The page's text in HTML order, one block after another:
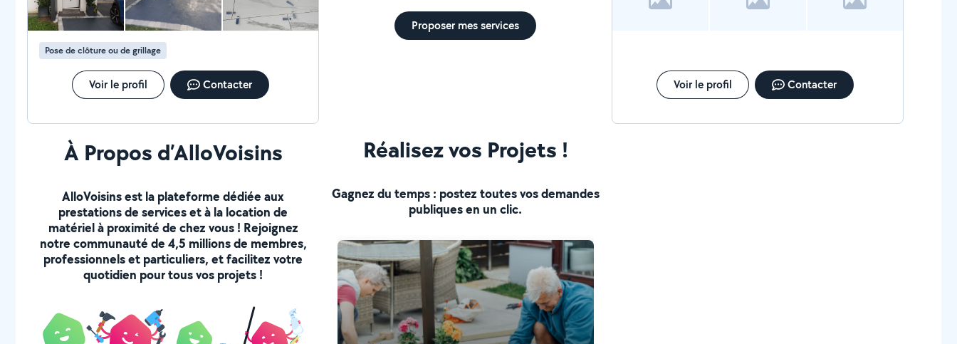
Pose de clôture ou de grillage
Voir le profil Contacter
Proposer mes services
Voir le profil Contacter
À Propos d’AlloVoisins
AlloVoisins est la plateforme dédiée aux
prestations de services et à la location de
matériel à proximité de chez vous ! Rejoignez
notre communauté de 4,5 millions de membres,
professionnels et particuliers, et facilitez votre
quotidien pour tous vos projets !
Réalisez vos Projets !
Gagnez du temps : postez toutes vos demandes
publiques en un clic.